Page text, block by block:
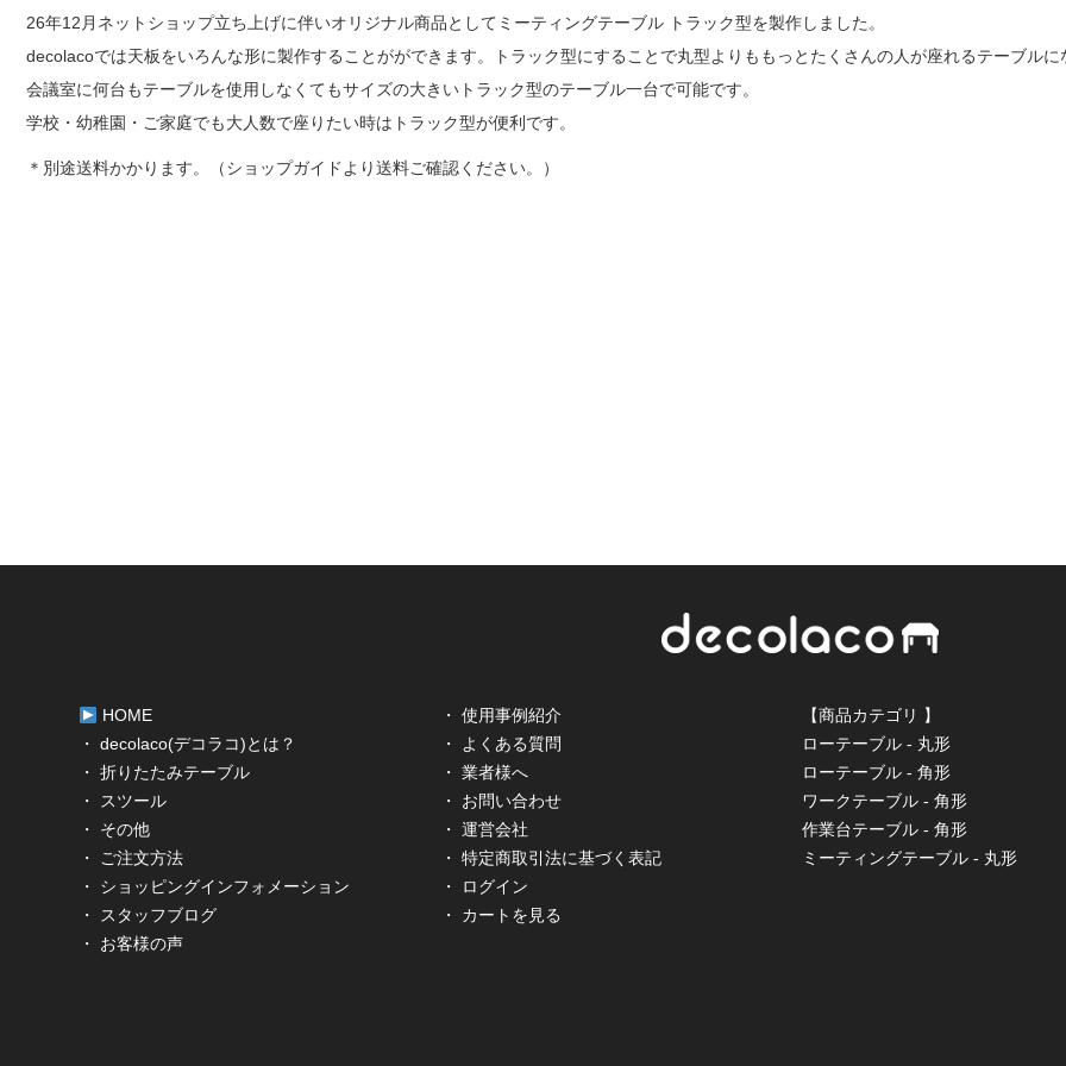
26年12月ネットショップ立ち上げに伴いオリジナル商品としてミーティングテーブル トラック型を製作しました。
decolacoでは天板をいろんな形に製作することがができます。トラック型にすることで丸型よりももっとたくさんの人が座れるテーブルに
会議室に何台もテーブルを使用しなくてもサイズの大きいトラック型のテーブル一台で可能です。
学校・幼稚園・ご家庭でも大人数で座りたい時はトラック型が便利です。
＊別途送料かかります。（ショップガイドより送料ご確認ください。）
HOME
・ decolaco(デコラコ)とは？
・ 折りたたみテーブル
・ スツール
・ その他
・ ご注文方法
・ ショッピングインフォメーション
・ スタッフブログ
・ お客様の声
・ 使用事例紹介
・ よくある質問
・ 業者様へ
・ お問い合わせ
・ 運営会社
・ 特定商取引法に基づく表記
・ ログイン
・ カートを見る
【商品カテゴリ 】
ローテーブル - 丸形
ローテーブル - 角形
ワークテーブル - 角形
作業台テーブル - 角形
ミーティングテーブル - 丸形